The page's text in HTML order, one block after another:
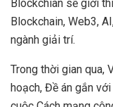
Blockchian sẽ giới
Blockchain, Web3,
ngành giải trí.
Trong thời gian qua,
hoạch, Đề án gắn